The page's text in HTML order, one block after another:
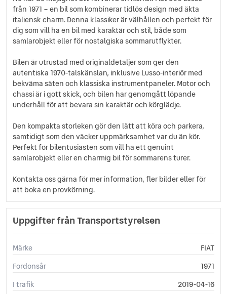
från 1971 – en bil som kombinerar tidlös design med äkta
italiensk charm. Denna klassiker är välhållen och perfekt för
dig som vill ha en bil med karaktär och stil, både som
samlarobjekt eller för nostalgiska sommarutflykter.
Bilen är utrustad med originaldetaljer som ger den
autentiska 1970-talskänslan, inklusive Lusso-interiör med
bekväma säten och klassiska instrumentpaneler. Motor och
chassi är i gott skick, och bilen har genomgått löpande
underhåll för att bevara sin karaktär och körglädje.
Den kompakta storleken gör den lätt att köra och parkera,
samtidigt som den väcker uppmärksamhet var du än kör.
Perfekt för bilentusiasten som vill ha ett genuint
samlarobjekt eller en charmig bil för sommarens turer.
Kontakta oss gärna för mer information, fler bilder eller för
att boka en provkörning.
Uppgifter från Transportstyrelsen
Märke
FIAT
Fordonsår
1971
I trafik
2019-04-16